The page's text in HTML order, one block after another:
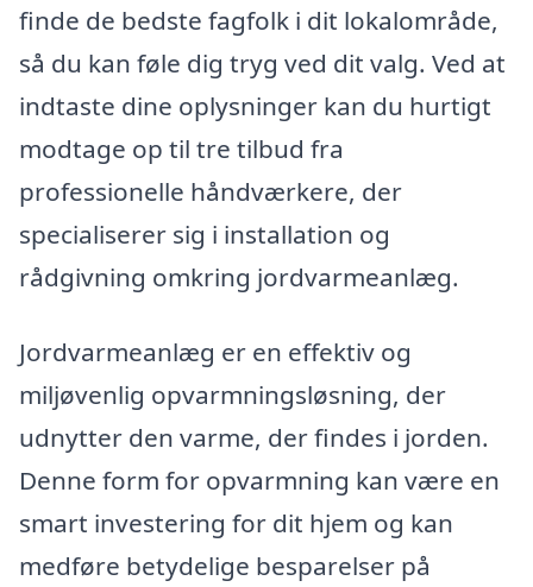
finde de bedste fagfolk i dit lokalområde,
så du kan føle dig tryg ved dit valg. Ved at
indtaste dine oplysninger kan du hurtigt
modtage op til tre tilbud fra
professionelle håndværkere, der
specialiserer sig i installation og
rådgivning omkring jordvarmeanlæg.
Jordvarmeanlæg er en effektiv og
miljøvenlig opvarmningsløsning, der
udnytter den varme, der findes i jorden.
Denne form for opvarmning kan være en
smart investering for dit hjem og kan
medføre betydelige besparelser på